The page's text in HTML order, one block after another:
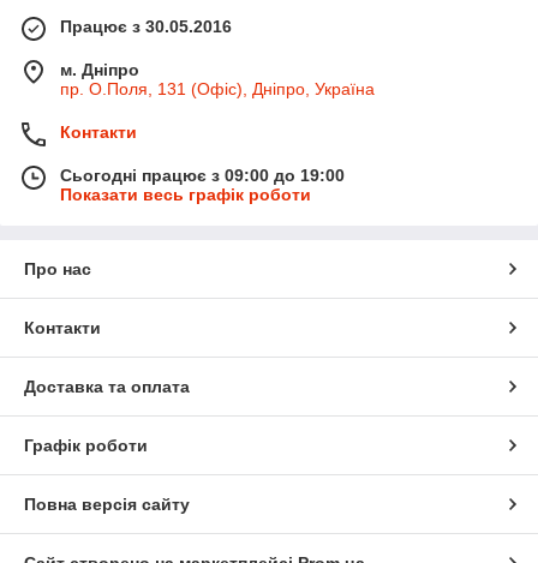
Працює з 30.05.2016
м. Дніпро
пр. О.Поля, 131 (Офіс), Дніпро, Україна
Контакти
Сьогодні працює з 09:00 до 19:00
Показати весь графік роботи
Про нас
Контакти
Доставка та оплата
Графік роботи
Повна версія сайту